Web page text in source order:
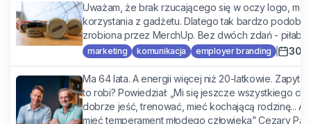
Uważam, że brak rzucającego się w oczy logo,
korzystania z gadżetu. Dlatego tak bardzo podoba
zrobiona przez MerchUp. Bez dwóch zdań -
marketing komunikacja employer branding
Ma 64 lata. A energii więcej niż 20-latkowie.
to robi? Powiedział: „Mi się jeszcze wszystkiego
dobrze jeść, trenować, mieć kochającą rodzinę...
mieć temperament młodego człowieka” Cezary